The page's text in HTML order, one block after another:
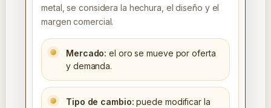
metal, se considera la hechura, el diseño y el
margen comercial.
Mercado: el oro se mueve por oferta
y demanda.
Tipo de cambio: puede modificar la